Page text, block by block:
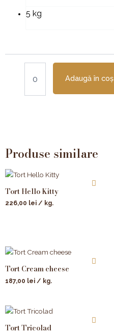
5 kg
Adaugă în coș
Produse similare
Tort Hello Kitty
226,00 lei / kg.
Tort Cream cheese
187,00 lei / kg.
Tort Tricolad